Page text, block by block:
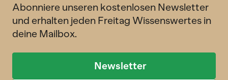
Abonniere unseren kostenlosen Newsletter
und erhalten jeden Freitag Wissenswertes in
deine Mailbox.
Newsletter